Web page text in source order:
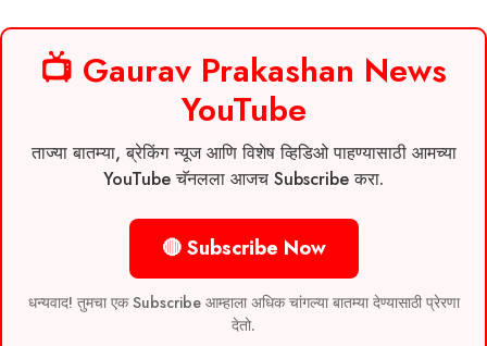
📺 Gaurav Prakashan News
YouTube
ताज्या बातम्या, ब्रेकिंग न्यूज आणि विशेष व्हिडिओ पाहण्यासाठी आमच्या
YouTube चॅनलला आजच Subscribe करा.
🔴 Subscribe Now
धन्यवाद! तुमचा एक Subscribe आम्हाला अधिक चांगल्या बातम्या देण्यासाठी प्रेरणा
देतो.